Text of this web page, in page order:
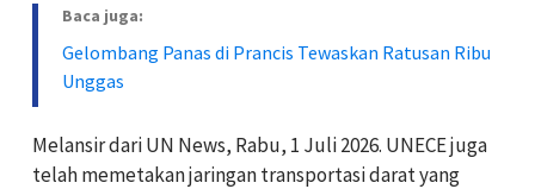
Baca juga:
Gelombang Panas di Prancis Tewaskan Ratusan Ribu
Unggas
Melansir dari UN News, Rabu, 1 Juli 2026. UNECE juga
telah memetakan jaringan transportasi darat yang